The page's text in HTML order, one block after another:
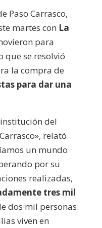
Paso Carrasco,
martes con La
para
que se resolvió
la compra de
para dar una
del
relató
un mundo
por su
realizadas,
tres mil
dos mil personas.
viven en